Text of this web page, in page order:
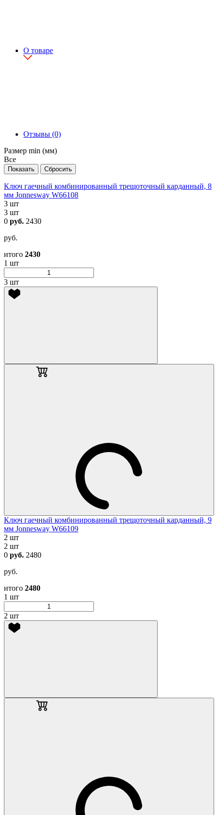
О товаре
Отзывы (0)
Размер min (мм)
Все
Ключ гаечный комбинированный трещоточный карданный, 8
мм Jonnesway W66108
3 шт
3 шт
0 руб. 2430
руб.
итого 2430
1 шт
3 шт
Ключ гаечный комбинированный трещоточный карданный, 9
мм Jonnesway W66109
2 шт
2 шт
0 руб. 2480
руб.
итого 2480
1 шт
2 шт